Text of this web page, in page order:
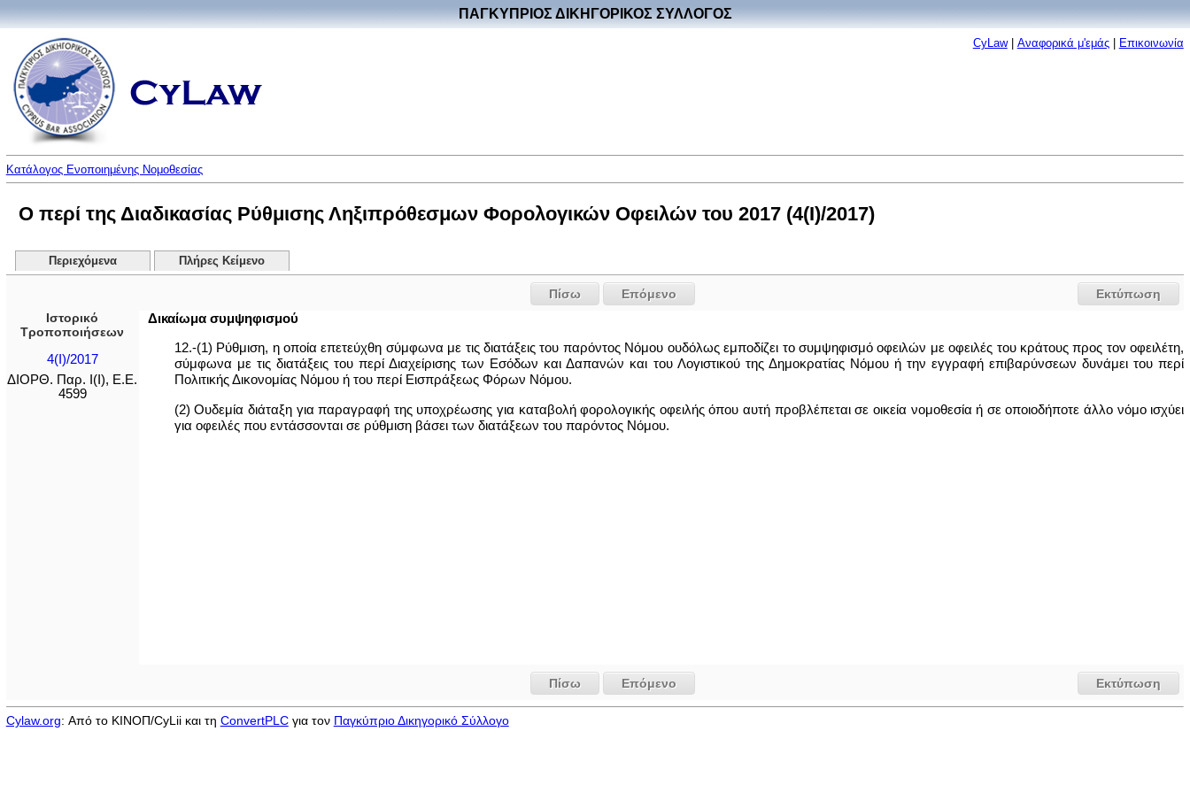
ΠΑΓΚΥΠΡΙΟΣ ΔΙΚΗΓΟΡΙΚΟΣ ΣΥΛΛΟΓΟΣ
CyLaw| Αναφορικά μ'εμάς| Επικοινωνία
Κατάλογος Ενοποιημένης Νομοθεσίας
Ο περί της Διαδικασίας Ρύθμισης Ληξιπρόθεσμων Φορολογικών Οφειλών του 2017 (4(I)/2017)
Περιεχόμενα Πλήρες Κείμενο
Εκτύπωση
Πίσω
Επόμενο
Ιστορικό
Τροποποιήσεων
4(I)/2017
ΔΙΟΡΘ. Παρ. Ι(Ι), Ε.Ε.
4599
Δικαίωμα συμψηφισμού
12.-(1) Ρύθμιση, η οποία επετεύχθη σύμφωνα με τις διατάξεις του παρόντος Νόμου ουδόλως εμποδίζει το συμψηφισμό οφειλών με οφειλές του κράτους προς τον οφειλέτη,
σύμφωνα με τις διατάξεις του περί Διαχείρισης των Εσόδων και Δαπανών και του Λογιστικού της Δημοκρατίας Νόμου ή την εγγραφή επιβαρύνσεων δυνάμει του περί
Πολιτικής Δικονομίας Νόμου ή του περί Εισπράξεως Φόρων Νόμου.
(2) Ουδεμία διάταξη για παραγραφή της υποχρέωσης για καταβολή φορολογικής οφειλής όπου αυτή προβλέπεται σε οικεία νομοθεσία ή σε οποιοδήποτε άλλο νόμο ισχύει
για οφειλές που εντάσσονται σε ρύθμιση βάσει των διατάξεων του παρόντος Νόμου.
Εκτύπωση
Πίσω Επόμενο
Cylaw.org: Από το ΚΙΝOΠ/CyLii και τη ConvertPLCγια τον Παγκύπριο Δικηγορικό Σύλλογο